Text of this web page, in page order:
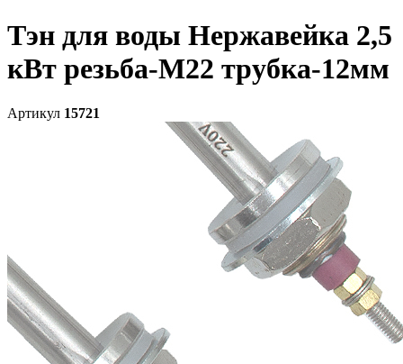
Тэн для воды Нержавейка 2,5
кВт резьба-М22 трубка-12мм
Артикул 15721